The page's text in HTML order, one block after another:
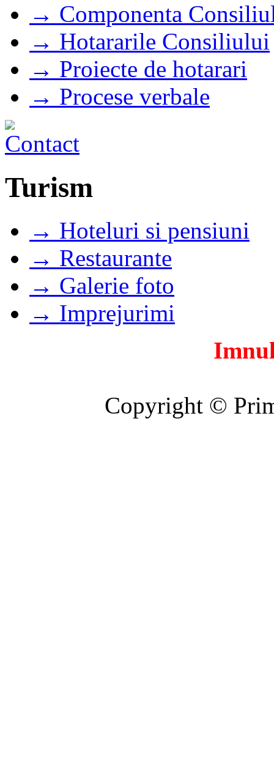
→ Componenta
→ Hotararile Consiliului
→ Proiecte de hotarari
→ Procese verbale
Turism
→ Hoteluri si pensiuni
→ Restaurante
→ Galerie foto
→ Imprejurimi
Copyright ©